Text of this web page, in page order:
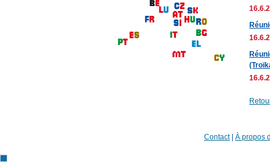
Contact| À propos